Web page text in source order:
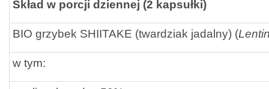
Skład w porcji dziennej (2 kapsułki)
BIO grzybek SHIITAKE (twardziak jadalny) (
w tym: